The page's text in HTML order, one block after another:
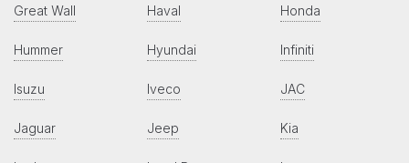
Great Wall Haval Honda
Hummer Hyundai Infiniti
Isuzu Iveco JAC
Jaguar Jeep Kia